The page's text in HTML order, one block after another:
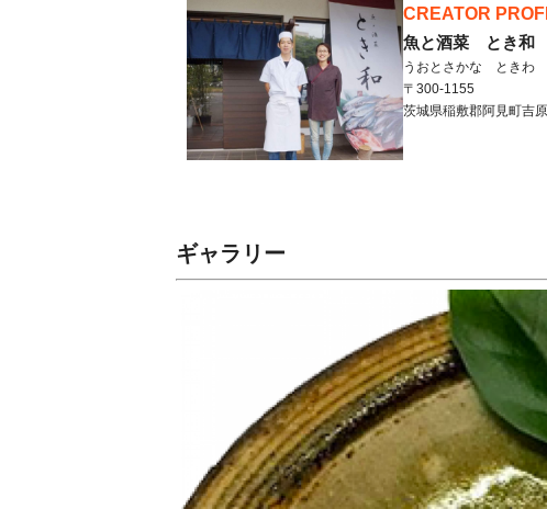
CREATOR
魚と酒菜 とき和
うおとさかな ときわ
〒300-1155
茨城県稲敷郡阿見町吉
ギャラリー